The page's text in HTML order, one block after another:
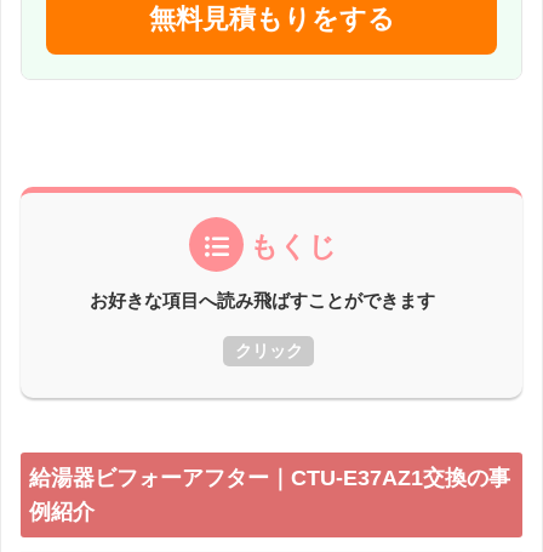
無料見積もりをする
もくじ
お好きな項目へ読み飛ばすことができます
クリック
給湯器ビフォーアフター｜CTU-E37AZ1交換の事
例紹介